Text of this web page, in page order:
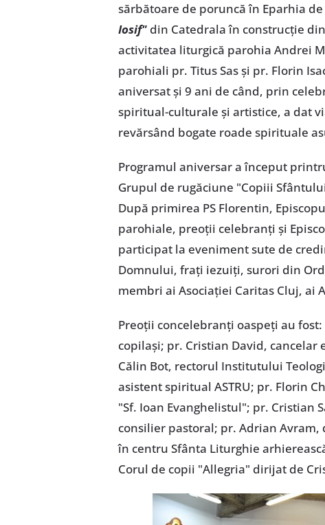
sărbătoare de poruncă în Eparhia
Iosif"din Catedrala în construcție
activitatea liturgică parohia Andrei
parohiali pr. Titus Sas și pr. Florin
aniversat și 9 ani de când, prin
spiritual-culturale și artistice, a dat
revărsând bogate roade spirituale
Programul aniversar a început
Grupul de rugăciune "Copiii
După primirea PS Florentin,
parohiale, preoții celebranți și
participat la eveniment sute de
Domnului, frați iezuiți, surori din
membri ai Asociației Caritas Cluj, ai
Preoții concelebranți oaspeți au
copilași; pr. Cristian David,
Călin Bot, rectorul Institutului
asistent spiritual ASTRU; pr. Florin
"Sf. Ioan Evanghelistul"; pr. Cristian
consilier pastoral; pr. Adrian
în centru Sfânta Liturghie
Corul de copii "Allegria" dirijat de